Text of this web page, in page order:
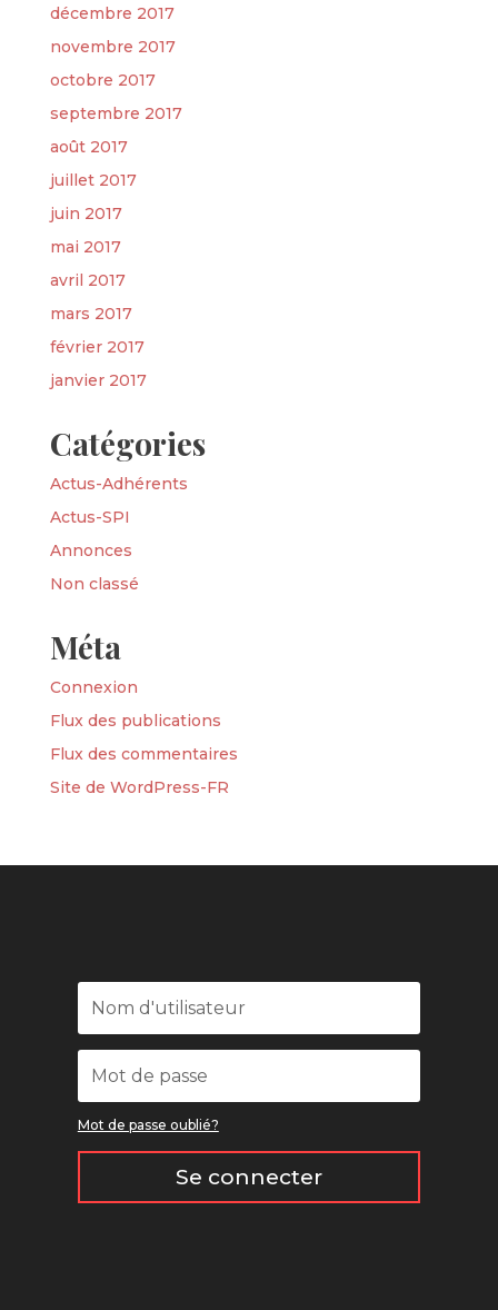
décembre 2017
novembre 2017
octobre 2017
septembre 2017
août 2017
juillet 2017
juin 2017
mai 2017
avril 2017
mars 2017
février 2017
janvier 2017
Catégories
Actus-Adhérents
Actus-SPI
Annonces
Non classé
Méta
Connexion
Flux des publications
Flux des commentaires
Site de WordPress-FR
Mot de passe oublié?
Se connecter